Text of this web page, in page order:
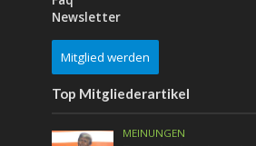
Newsletter
Mitglied werden
Top Mitgliederartikel
MEINUNGEN